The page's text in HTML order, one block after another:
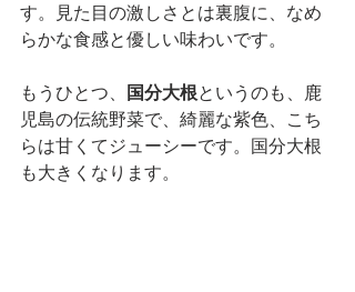
す。見た目の激しさとは裏腹に、なめ
らかな食感と優しい味わいです。
もうひとつ、 国分大根というのも、鹿
児島の伝統野菜で、綺麗な紫色、こち
らは甘くてジューシーです。国分大根
も大きくなります。